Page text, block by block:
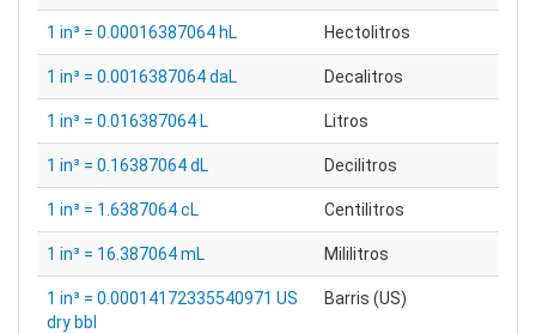
1 in³ = 0.00016387064 hL Hectolitros
1 in³ = 0.0016387064 daL Decalitros
1 in³ = 0.016387064 L Litros
1 in³ = 0.16387064 dL Decilitros
1 in³ = 1.6387064 cL Centilitros
1 in³ = 16.387064 mL Mililitros
1 in³ = 0.00014172335540971 US
dry bbl
Barris (US)